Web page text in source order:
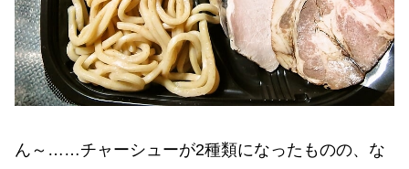
ん～……チャーシューが2種類になったものの、な